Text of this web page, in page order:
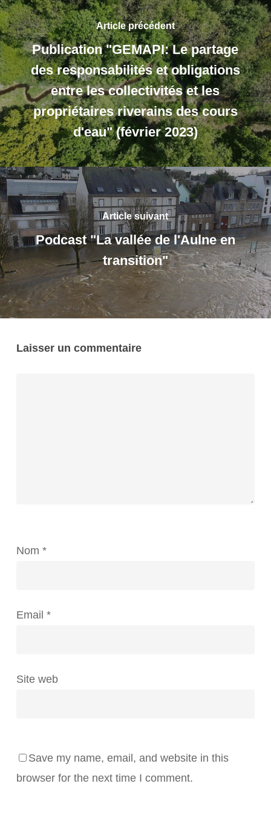
Article précédent
Publication "GEMAPI: Le partage
des responsabilités et obligations
entre les collectivités et les
propriétaires riverains des cours
d'eau" (février 2023)
Article suivant
Podcast "La vallée de l'Aulne en
transition"
Laisser un commentaire
Nom *
Email *
Site web
Save my name, email, and website in this
browser for the next time I comment.